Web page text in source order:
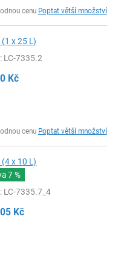
cenu Poptat větší množství
x 25 L)
: LC-7335.2
Kč
cenu Poptat větší množství
x 10 L)
7 %
: LC-7335.7_4
Kč